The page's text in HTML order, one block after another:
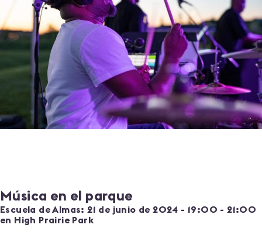
Música en el parque
Escuela de Almas: 21 de junio de 2024 - 19:00 - 21:00
en High Prairie Park